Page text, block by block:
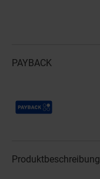
PAYBACK
Payback Punkte
Produktbeschreibung